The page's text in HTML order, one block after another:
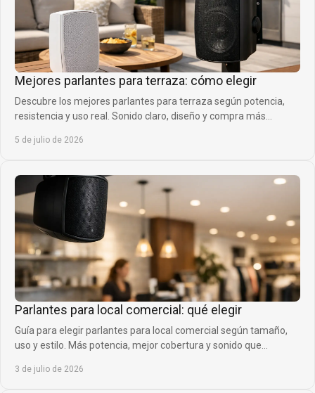
Mejores parlantes para terraza: cómo elegir
Descubre los mejores parlantes para terraza según potencia,
resistencia y uso real. Sonido claro, diseño y compra más
5 de julio de 2026
Parlantes para local comercial: qué elegir
Guía para elegir parlantes para local comercial según tamaño,
uso y estilo. Más potencia, mejor cobertura y sonido que
3 de julio de 2026